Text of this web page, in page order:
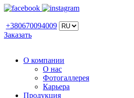
+380670094009
Заказать
О компании
О нас
Фотогаллерея
Карьера
Продукция